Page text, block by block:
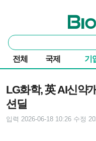
바이오
통
합
검
색
전체 국제 기
LG화학, 英 AI신약
션딜
입력 2026-06-18 10:26 수정